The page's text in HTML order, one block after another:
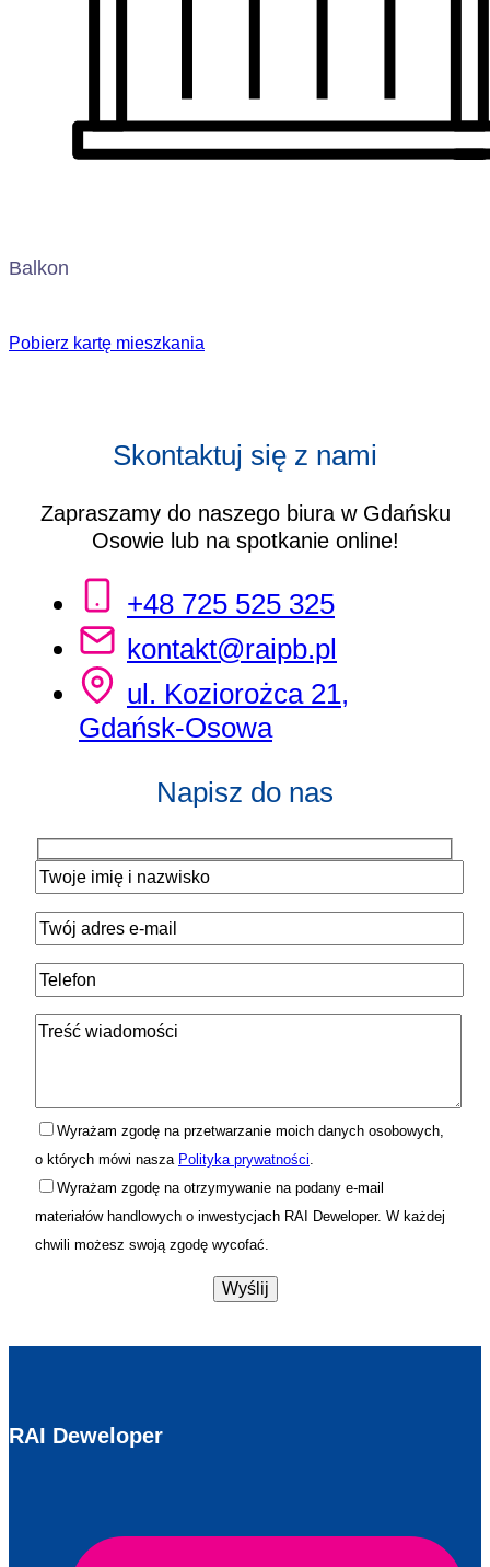
Balkon
Pobierz kartę mieszkania
Skontaktuj się z nami
Zapraszamy do naszego biura w Gdańsku
Osowie lub na spotkanie online!
+48 725 525 325
kontakt@raipb.pl
ul. Koziorożca 21,
Gdańsk-Osowa
Napisz do nas
Wyrażam zgodę na przetwarzanie moich danych osobowych,
o których mówi nasza Polityka prywatności
Wyrażam zgodę na otrzymywanie na podany e-mail
materiałów handlowych o inwestycjach RAI Deweloper. W każdej
chwili możesz swoją zgodę wycofać.
RAI Deweloper